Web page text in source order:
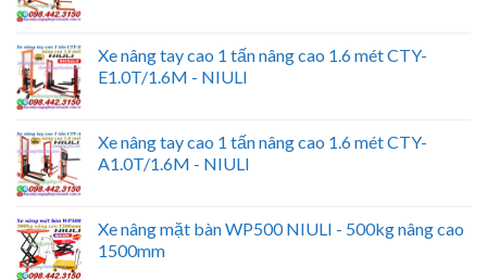
Xe nâng tay cao 1 tấn nâng cao 1.6 mét CTY-
E1.0T/1.6M - NIULI
Xe nâng tay cao 1 tấn nâng cao 1.6 mét CTY-
A1.0T/1.6M - NIULI
Xe nâng mặt bàn WP500 NIULI - 500kg nâng cao
1500mm